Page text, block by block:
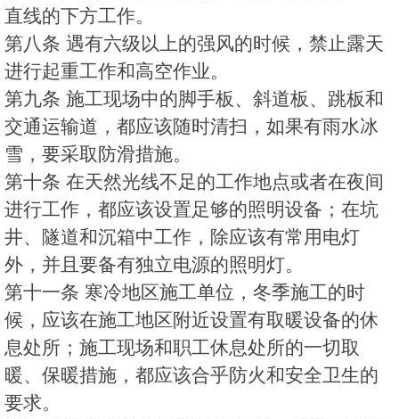
直线的下方工作。
第八条 遇有六级以上的强风的时候，禁止露天
进行起重工作和高空作业。
第九条 施工现场中的脚手板、斜道板、跳板和
交通运输道，都应该随时清扫，如果有雨水冰
雪，要采取防滑措施。
第十条 在天然光线不足的工作地点或者在夜间
进行工作，都应该设置足够的照明设备；在坑
井、隧道和沉箱中工作，除应该有常用电灯
外，并且要备有独立电源的照明灯。
第十一条 寒冷地区施工单位，冬季施工的时
候，应该在施工地区附近设置有取暖设备的休
息处所；施工现场和职工休息处所的一切取
暖、保暖措施，都应该合乎防火和安全卫生的
要求。